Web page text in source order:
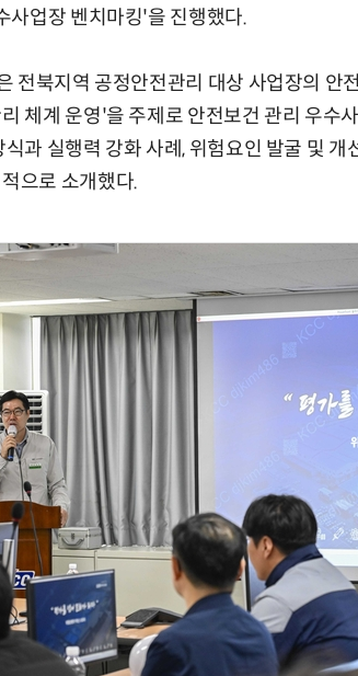
사업장 벤치마킹'을 진행했다.
전북지역 공정안전관리 대상 사업장의 안
체계 운영'을 주제로 안전보건 관리 우수
과 실행력 강화 사례, 위험요인 발굴 및
으로 소개했다.